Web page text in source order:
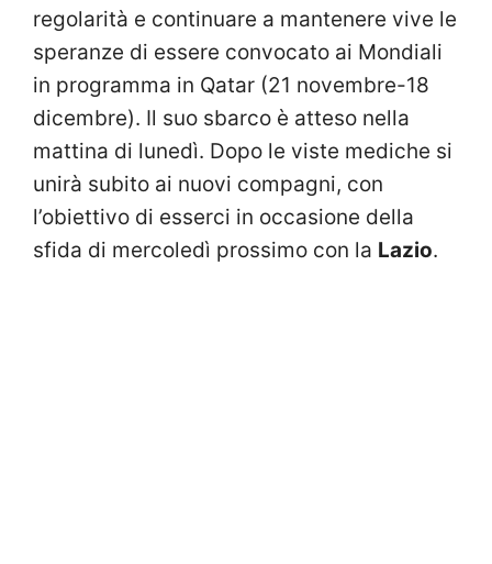
regolarità e continuare a mantenere vive le
speranze di essere convocato ai Mondiali
in programma in Qatar (21 novembre-18
dicembre). Il suo sbarco è atteso nella
mattina di lunedì. Dopo le viste mediche si
unirà subito ai nuovi compagni, con
l’obiettivo di esserci in occasione della
sfida di mercoledì prossimo con la Lazio.